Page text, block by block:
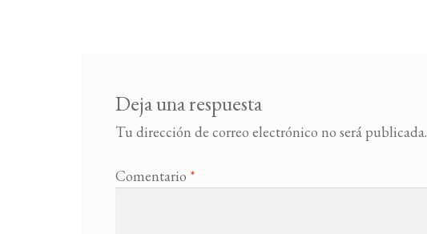
Deja una respuesta
Tu dirección de correo electrónico no será publicada.
Comentario *